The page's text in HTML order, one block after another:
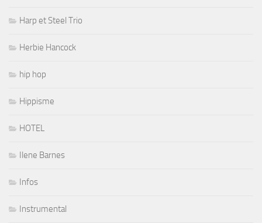
Harp et Steel Trio
Herbie Hancock
hip hop
Hippisme
HOTEL
Ilene Barnes
Infos
Instrumental